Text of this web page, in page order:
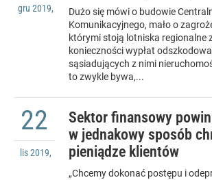
gru 2019,
Dużo się mówi o budowie
Komunikacyjnego, mało o
którymi stoją lotniska regionalne
konieczności wypłat
sąsiadujących z nimi
to zwykle bywa,...
Sektor finansowy
w jednakowy sposób
pieniądze klientów
22
lis 2019,
„Chcemy dokonać postępu i